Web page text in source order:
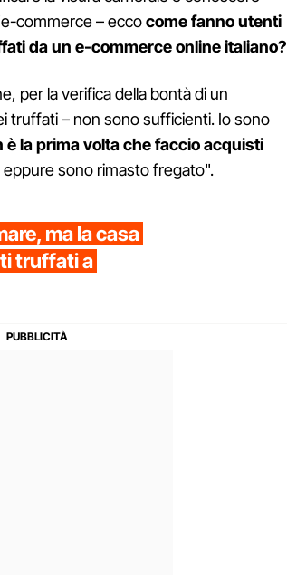
commerce – eccocome fanno utenti
da un e-commerce online italiano?
per la verifica della bontà di un
truffati – non sono sufficienti. Io sono
è la prima volta che faccio acquisti
sono rimasto fregato".
ma la casa
truffati a